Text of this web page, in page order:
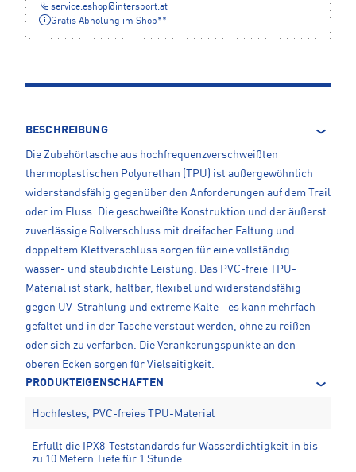
service.eshop@intersport.at
Gratis Abholung im Shop**
BESCHREIBUNG
Die Zubehörtasche aus hochfrequenzverschweißten
thermoplastischen Polyurethan (TPU) ist außergewöhnlich
widerstandsfähig gegenüber den Anforderungen auf dem Trail
oder im Fluss. Die geschweißte Konstruktion und der äußerst
zuverlässige Rollverschluss mit dreifacher Faltung und
doppeltem Klettverschluss sorgen für eine vollständig
wasser- und staubdichte Leistung. Das PVC-freie TPU-
Material ist stark, haltbar, flexibel und widerstandsfähig
gegen UV-Strahlung und extreme Kälte - es kann mehrfach
gefaltet und in der Tasche verstaut werden, ohne zu reißen
oder sich zu verfärben. Die Verankerungspunkte an den
oberen Ecken sorgen für Vielseitigkeit.
PRODUKTEIGENSCHAFTEN
Hochfestes, PVC-freies TPU-Material
Erfüllt die IPX8-Teststandards für Wasserdichtigkeit in bis
zu 10 Metern Tiefe für 1 Stunde